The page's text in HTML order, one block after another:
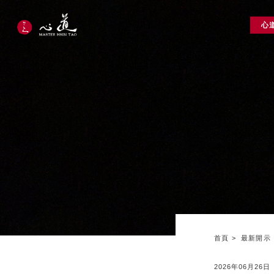
首頁 最新開示
2026年06月26日
心